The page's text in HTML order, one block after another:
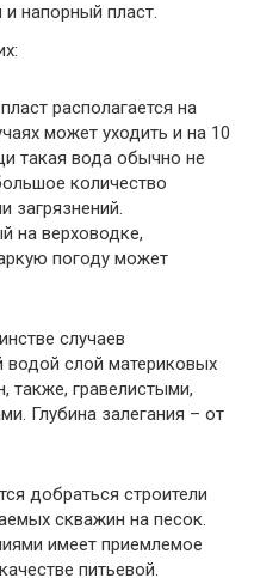
напорный пласт.
располагается на
может уходить и на 10
такая вода обычно не
количество
загрязнений.
на верховодке,
погоду может
случаев
водой слой материковых
также, гравелистыми,
Глубина залегания – от
добраться строители
скважин на песок.
имеет приемлемое
питьевой.